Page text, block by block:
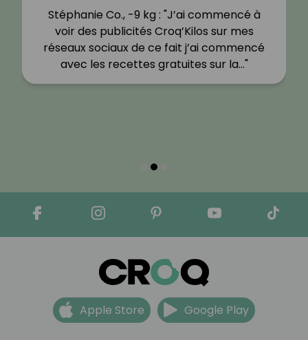
Stéphanie Co., -9 kg : "J’ai commencé à
voir des publicités Croq’Kilos sur mes
réseaux sociaux de ce fait j’ai commencé
avec les recettes gratuites sur la…"
Apple Store Google Play